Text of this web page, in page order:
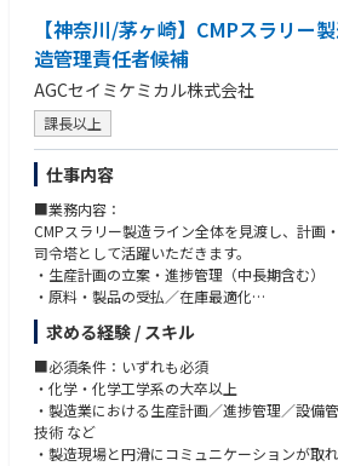
入をご担当いただきます。
＜具体的には＞
・10ｔトラック×3台～4台分の大型空調設備
ーズ吸い上げ、発注要件の定義、業者選定、
会）
・仕入れ先業者との調整、導入現場との調整業
・カーボンニュートラルへ向けた施設管理デ
・リチウムイオン電池の電極作成を主体とす
ームリーダー経験があると尚可
・新規装置・新規工程の立ち上げ経験
・品質管理手法（QC7つ道具など）の知識・活
・タイピングスピード150打鍵/分以上（入社
あります）
■求める人物像
・現場オペレーターやエンジニア、チームメ
できる高いコミュニケーション力・傾聴力
・日々変化する現場状況や技術的課題を素早
や改善提案ができる柔軟な対応力
・複数の要素を整理・分析し、課題解決に向
ローチを取る思考力
・現場の状況に応じて自ら手を動かし、実作
極的に関わりながら改善活動を推進できる主体
・安全・品質・生産性向上を常に意識し、自
るリーダーシップ
・チームの成果を最優先に考え、積極的に貢
ワーク志向
【神奈川/茅ヶ崎】CMPスラリー
造管理責任者候補
AGCセイミケミカル株式会社
課長以上
仕事内容
■業務内容：
CMPスラリー製造ライン全体を見渡し、計画
司令塔として活躍いただきます。
・生産計画の立案・進捗管理（中長期含む）
・原料・製品の受払／在庫最適化
・製造設備の管理（保全計画、改善提案、新規
・品質・安全・環境（QHSE）管理と改善推進
・製造オペレーター・他部門との調整・マネジ
・トラブル未然防止、再発防止策の設計・実行
※単なる調整役ではありません。現場の声を
ードする立場です。
求める経験 / スキル
■必須条件：いずれも必須
・化学・化学工学系の大卒以上
・製造業における生産計画／進捗管理／設備
技術 など
・製造現場と円滑にコミュニケーションが取